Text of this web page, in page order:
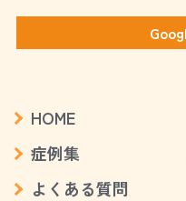
HOME
症例集
よくある質問